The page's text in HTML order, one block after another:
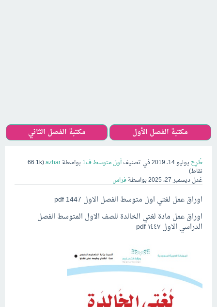
مكتبة الفصل الأول مكتبة الفصل الثاني
طُرِح يوليو 14، 2019 في تصنيفأول متوسط ف1 بواسطةazhar
(
66.1k
نقاط)
عُدلديسمبر 27، 2025 بواسطةفراس
اوراق عمل لغتي اول متوسط الفصل الاول 1447 pdf
اوراق عمل مادة لغتي الخالدة للصف الاول المتوسط الفصل
الدراسي الاول ١٤٤٧ pdf